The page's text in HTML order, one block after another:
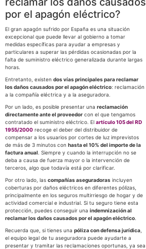
por el apagón eléctrico?
El gran apagón sufrido por España es una situación
excepcional que puede llevar al gobierno a tomar
medidas específicas para ayudar a empresas y
particulares a superar las pérdidas ocasionadas por la
falta de suministro eléctrico generalizada durante largas
horas.
Entretanto, existen dos vías principales para reclamar
los daños causados por el apagón eléctrico: reclamación
a la compañía eléctrica y a la aseguradora.
Por un lado, es posible presentar una reclamación
directamente ante el proveedor con el que tengamos
contratado el suministro eléctrico. El artículo 105 del RD
1955/2000 recoge el deber del distribuidor de
compensar a los usuarios por cortes de luz imprevistos
de más de 3 minutos con hasta el 10% del importe de la
factura anual . Siempre y cuando la interrupción no se
deba a causa de fuerza mayor o la intervención de
terceros, algo que todavía está por clarificar.
Por otro lado, las compañías aseguradoras incluyen
coberturas por daños eléctricos en diferentes pólizas,
principalmente en los seguros multirriesgo de hogar y de
actividad comercial e industrial. Si tu seguro tiene esta
protección, puedes conseguir una indemnización al
reclamar los daños causados por el apagón eléctrico
Recuerda que, si tienes una póliza con defensa jurídica
el equipo legal de tu aseguradora puede ayudarte a
presentar y tramitar las reclamaciones oportunas, ya sea